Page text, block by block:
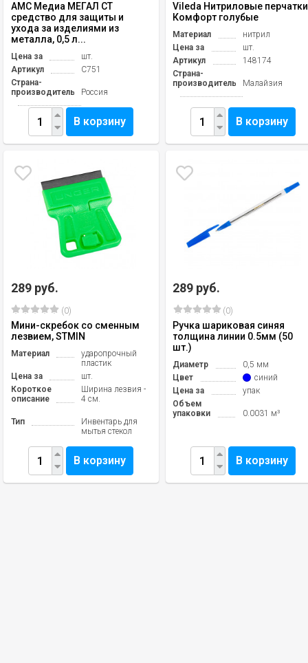
АМС Медиа МЕГАЛ СТ
средство для защиты и
ухода за изделиями из
металла, 0,5 л...
Цена за
шт.
Артикул
С751
Страна-
производитель
Россия
В корзину
Vileda Нитриловые перчатки
Комфорт голубые
Материал
нитрил
Цена за
шт.
Артикул
148174
Страна-
производитель
Малайзия
В корзину
289 руб.
(0)
Мини-скребок со сменным
лезвием, STMIN
Материал
ударопрочный
пластик
Цена за
шт.
Короткое
описание
Ширина лезвия -
4 см.
Тип
Инвентарь для
мытья стекол
В корзину
289 руб.
(0)
Ручка шариковая синяя
толщина линии 0.5мм (50
шт.)
Диаметр
0,5 мм
Цвет
синий
Цена за
упак
Объем
упаковки
0.0031 м³
В корзину